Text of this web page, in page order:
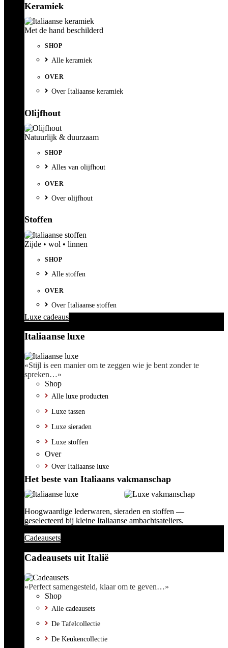
Keramiek
Met de hand beschilderd
SHOP
Alle keramiek
OVER
Over Italiaanse keramiek
Olijfhout
Natuurlijk & duurzaam
SHOP
Alles van olijfhout
OVER
Over olijfhout
Stoffen
Zijde • wol • linnen
SHOP
Alle stoffen
OVER
Over Italiaanse stoffen
Luxe cadeaus
Italiaanse luxe
«Stijl is een manier om te zeggen wie je bent zonder te
spreken…»
Shop
Alle luxe producten
Luxe tassen
Luxe sieraden
Luxe stoffen
Over
Over Italiaanse luxe
Het beste van Italiaans vakmanschap
Hoogwaardige lederwaren, sieraden en stoffen —
geselecteerd bij kleine Italiaanse ambachtsateliers.
Cadeausets
Cadeausets uit Italië
«Perfect samengesteld, klaar om te geven…»
Shop
Alle cadeausets
De Tafelcollectie
De Keukencollectie